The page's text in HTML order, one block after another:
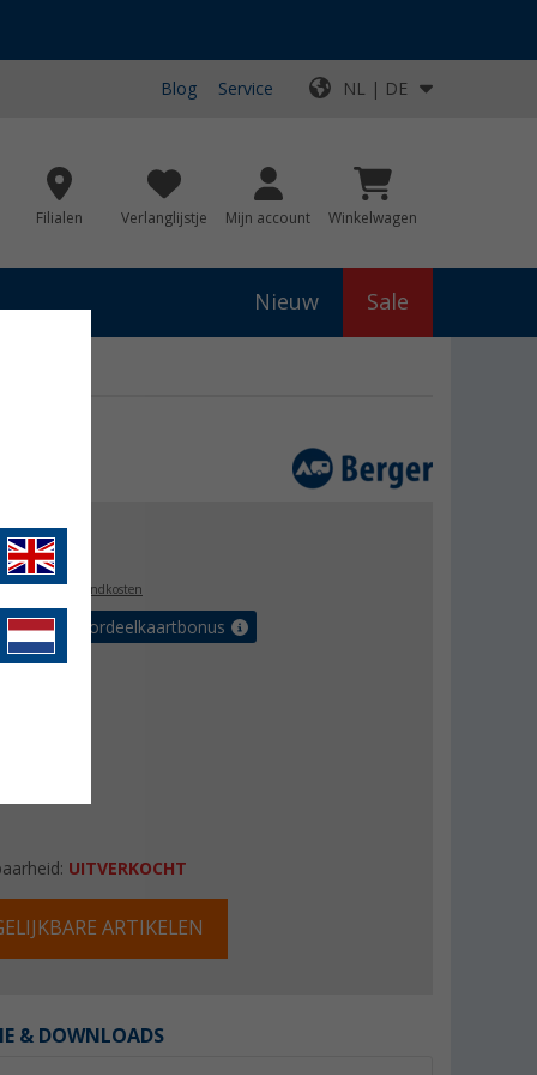
Blog Service NL | DE
Filialen Verlanglijstje Mijn account Winkelwagen
Nieuw Sale
plus verzendkosten
tot 5% voordeelkaartbonus
UITVERKOCHT
ARTIKELEN
& DOWNLOADS